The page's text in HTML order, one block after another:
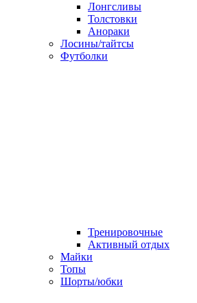
Лонгсливы
Толстовки
Анораки
Лосины/тайтсы
Футболки
Тренировочные
Активный отдых
Майки
Топы
Шорты/юбки